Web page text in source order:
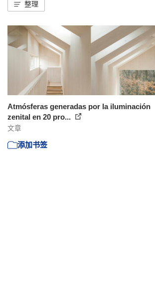
整理
Atmósferas generadas por la iluminación
zenital en 20 pro...
文章
添加书签